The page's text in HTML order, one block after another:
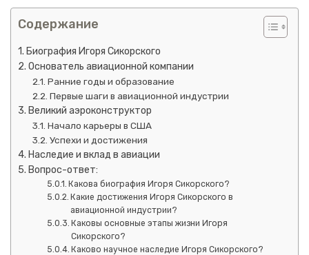
Содержание
Биография Игоря Сикорского
Основатель авиационной компании
Ранние годы и образование
Первые шаги в авиационной индустрии
Великий аэроконструктор
Начало карьеры в США
Успехи и достижения
Наследие и вклад в авиации
Вопрос-ответ:
Какова биография Игоря Сикорского?
Какие достижения Игоря Сикорского в
авиационной индустрии?
Каковы основные этапы жизни Игоря
Сикорского?
Каково научное наследие Игоря Сикорского?